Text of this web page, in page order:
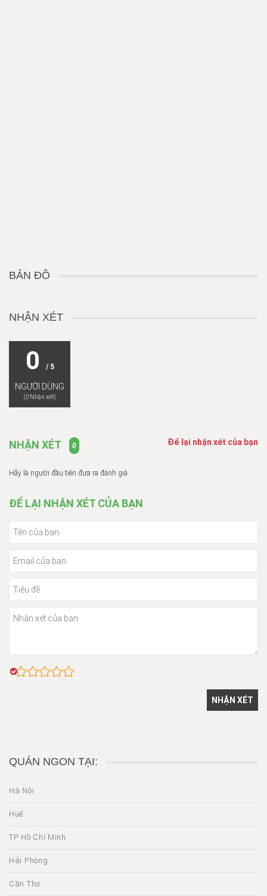
BẢN ĐỒ
NHẬN XÉT
0 / 5
NGƯỜI DÙNG
(0Nhận xét)
NHẬN XÉT 0 Để lại nhận xét của bạn
Hãy là người đầu tiên đưa ra đánh giá.
ĐỂ LẠI NHẬN XÉT CỦA BẠN
QUÁN NGON TẠI:
Hà Nội
Huế
TP Hồ Chí Minh
Hải Phòng
Cần Thơ